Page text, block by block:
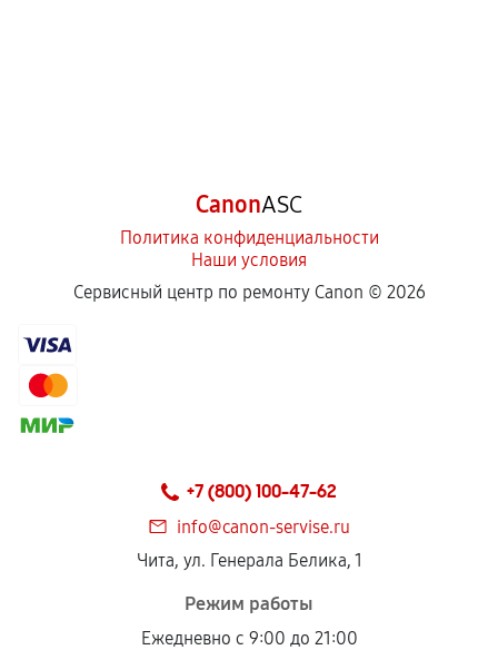
CanonASC
Политика конфиденциальности
Наши условия
Сервисный центр по ремонту Canon © 2026
+7 (800) 100-47-62
info@canon-servise.ru
Чита, ул. Генерала Белика, 1
Режим работы
Ежедневно с 9:00 до 21:00